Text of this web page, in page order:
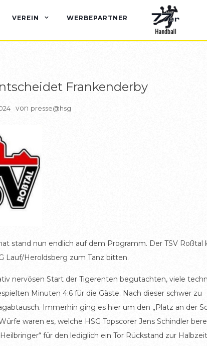
VEREIN WERBEPARTNER
Frankenderby
von presse@hsg
stand nun endlich auf dem Programm. Der TSV Roßtal
Lauf/Heroldsberg zum Tanz bitten.
nervösen Start der Tigerenten begutachten, viele
Minuten 4:6 für die Gäste. Nach dieser schwer zu
Immerhin ging es hier um den „Platz an der
waren es, welche HSG Topscorer Jens Schindler
für den lediglich ein Tor Rückstand zur Halbzeit